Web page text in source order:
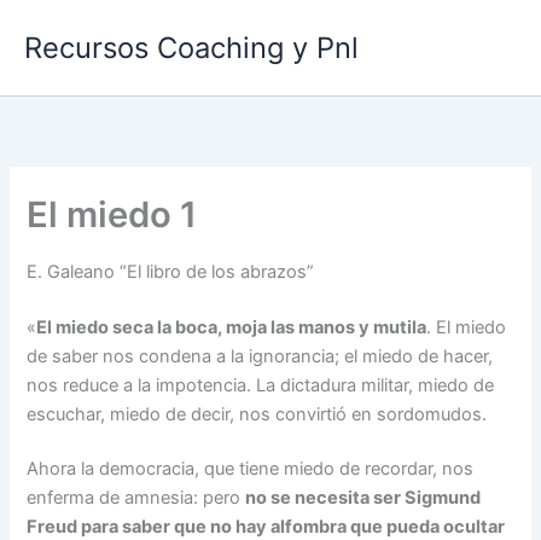
Recursos Coaching y Pnl
El miedo 1
E. Galeano “El libro de los abrazos”
«El miedo seca la boca, moja las manos y mutila. El miedo
de saber nos condena a la ignorancia; el miedo de hacer,
nos reduce a la impotencia. La dictadura militar, miedo de
escuchar, miedo de decir, nos convirtió en sordomudos.
Ahora la democracia, que tiene miedo de recordar, nos
enferma de amnesia: pero no se necesita ser Sigmund
Freud para saber que no hay alfombra que pueda ocultar